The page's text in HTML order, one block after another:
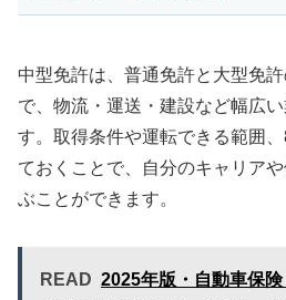
中型免許は、普通免許と大型免
で、物流・運送・建設など幅広
す。取得条件や運転できる範囲
ておくことで、自分のキャリア
ぶことができます。
READ 2025年版・自動車保